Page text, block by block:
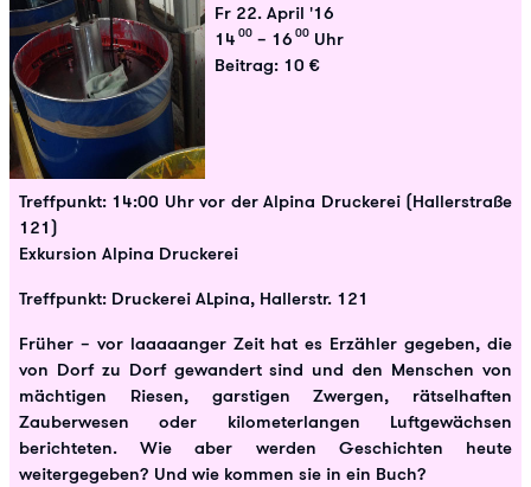
Fr 22. April '16
14 00 – 16 00 Uhr
Beitrag: 10 €
Treffpunkt: 14:00 Uhr vor der Alpina Druckerei (Hallerstraße
121)
Exkursion Alpina Druckerei
Treffpunkt: Druckerei ALpina, Hallerstr. 121
Früher – vor laaaaanger Zeit hat es Erzähler gegeben, die
von Dorf zu Dorf gewandert sind und den Menschen von
mächtigen Riesen, garstigen Zwergen, rätselhaften
Zauberwesen oder kilometerlangen Luftgewächsen
berichteten. Wie aber werden Geschichten heute
weitergegeben? Und wie kommen sie in ein Buch?